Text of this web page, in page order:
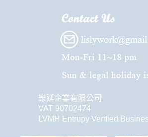
樂延企業有限公司
VAT 90702474
LVMH Entrupy Verified